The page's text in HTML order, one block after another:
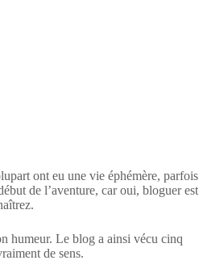
ont eu une vie éphémère, parfois
de l’aventure, car oui, bloguer est
humeur. Le blog a ainsi vécu cinq
de sens.